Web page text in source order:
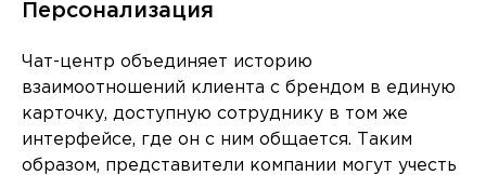
Персонализация
Чат-центр объединяет историю
взаимоотношений клиента с брендом в единую
карточку, доступную сотруднику в том же
интерфейсе, где он с ним общается. Таким
образом, представители компании могут учесть